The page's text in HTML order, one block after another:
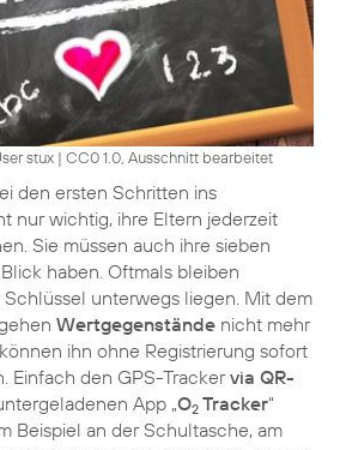
stux | CC0 1.0, Ausschnitt bearbeitet
den ersten Schritten ins
nur wichtig, ihre Eltern jederzeit
Sie müssen auch ihre sieben
haben. Oftmals bleiben
unterwegs liegen. Mit dem
Wertgegenstände nicht mehr
ihn ohne Registrierung sofort
Einfach den GPS-Trackervia QR-
App „O2 Tracker“
Beispiel an der Schultasche, am